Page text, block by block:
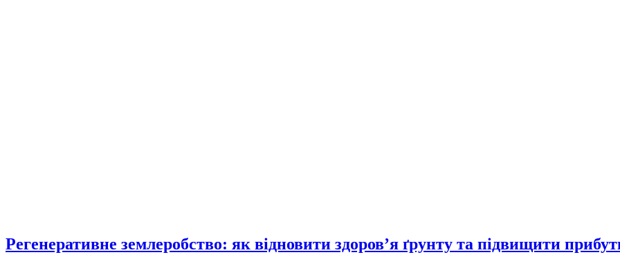
Регенеративне землеробство: як відновити здоров’я ґрунту та підвищити